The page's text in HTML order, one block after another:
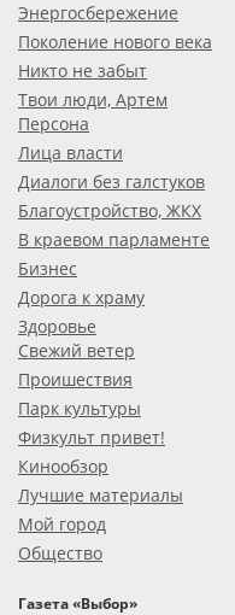
Энергосбережение
Поколение нового века
Никто не забыт
Твои люди, Артем
Персона
Лица власти
Диалоги без галстуков
Благоустройство, ЖКХ
В краевом парламенте
Бизнес
Дорога к храму
Здоровье
Свежий ветер
Проишествия
Парк культуры
Физкульт привет!
Кинообзор
Лучшие материалы
Мой город
Общество
Газета «Выбор»